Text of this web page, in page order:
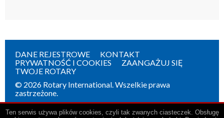
DANE REJESTROWE
KONTAKT
PRYWATNOŚĆ I COOKIES
ZAANGAŻUJ SIĘ
TWOJE ROTARY
© 2026 Rotary International. Wszelkie prawa
zastrzeżone.
Ten serwis używa plików cookies, czyli tak zwanych ciasteczek. Obsługę